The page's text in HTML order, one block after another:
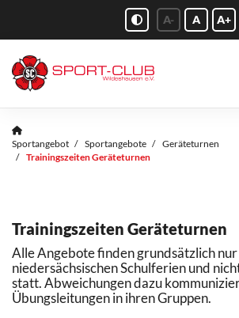
A- A A+
Sportangebot Sportangebote
Geräteturnen
Trainingszeiten Geräteturnen
Trainingszeiten Geräteturnen
Alle Angebote finden grundsätzlich
niedersächsischen Schulferien und
statt. Abweichungen dazu
Übungsleitungen in ihren Gruppen.